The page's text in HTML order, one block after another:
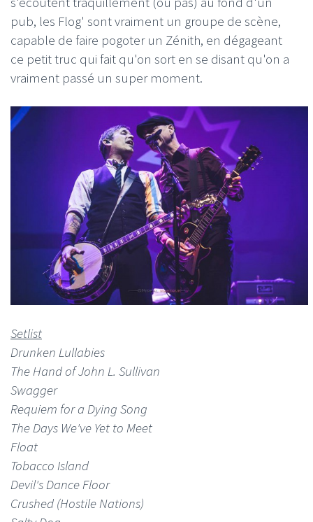
pub, les Flog' sont vraiment un groupe de scène,
capable de faire pogoter un Zénith, en dégageant
ce petit truc qui fait qu'on sort en se disant qu'on a
vraiment passé un super moment.
Setlist
Drunken Lullabies
The Hand of John L. Sullivan
Swagger
Requiem for a Dying Song
The Days We've Yet to Meet
Float
Tobacco Island
Devil's Dance Floor
Crushed (Hostile Nations)